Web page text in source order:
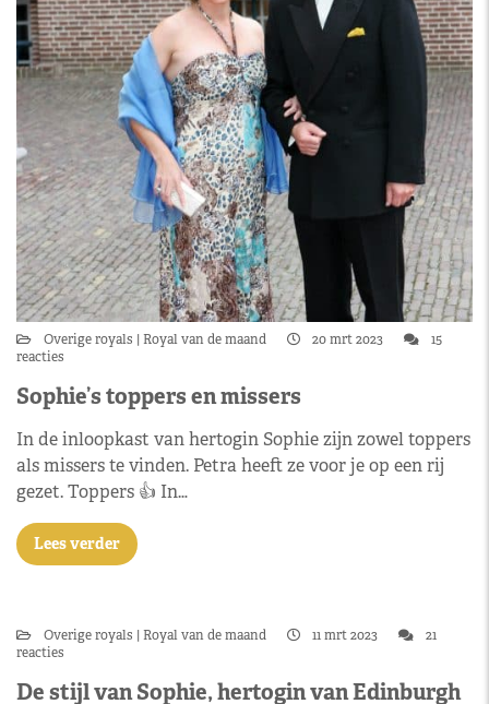
Overige royals Royal van de maand 20 mrt 2023
15
reacties
Sophie’s toppers en missers
In de inloopkast van hertogin Sophie zijn zowel toppers
als missers te vinden. Petra heeft ze voor je op een rij
gezet. Toppers 👍 In…
Lees verder
Overige royals Royal van de maand 11 mrt 2023
21
reacties
De stijl van Sophie, hertogin van Edinburgh